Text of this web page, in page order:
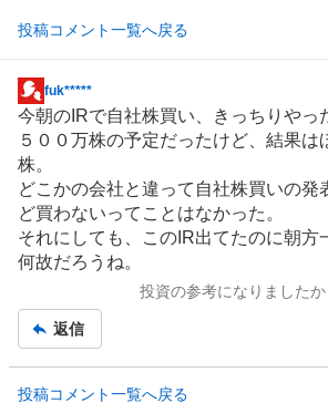
投稿コメント一覧へ戻る
掲
示
板
記
事
fuk*****
今朝のIRで自社株買い、きっちりやっ
５００万株の予定だったけど、結果は
株。
どこかの会社と違って自社株買いの発
ど買わないってことはなかった。
それにしても、このIR出てたのに朝方
何故だろうね。
投資の参考になりましたか
返信
投稿コメント一覧へ戻る